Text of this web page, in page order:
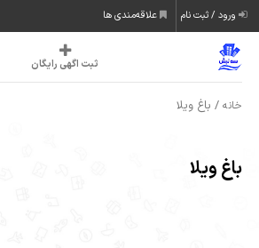
ورود / ثبت نام علاقه‌مندی ها
ثبت اگهی رایگان
خانه / باغ ویلا
باغ ویلا